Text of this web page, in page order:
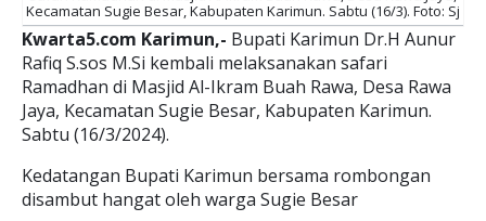
Kecamatan Sugie Besar, Kabupaten Karimun. Sabtu (16/3). Foto: Sj
Kwarta5.com Karimun,- Bupati Karimun Dr.H Aunur
Rafiq S.sos M.Si kembali melaksanakan safari
Ramadhan di Masjid Al-Ikram Buah Rawa, Desa Rawa
Jaya, Kecamatan Sugie Besar, Kabupaten Karimun.
Sabtu (16/3/2024).
Kedatangan Bupati Karimun bersama rombongan
disambut hangat oleh warga Sugie Besar